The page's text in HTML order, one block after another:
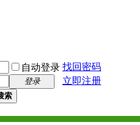
自动登录 找回密码
登录
立即注册
索